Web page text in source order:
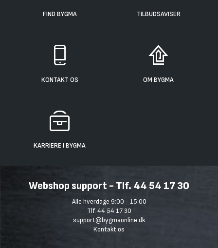
FIND BYGMA TILBUDSAVISER
KONTAKT OS OM BYGMA
KARRIERE I BYGMA
Webshop support - Tlf. 44 54 17 30
Alle hverdage 9:00 - 15:00
Tlf. 44 54 17 30
support@bygmaonline.dk
Kontakt os